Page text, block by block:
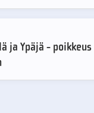
ja Ypäjä - poikkeus